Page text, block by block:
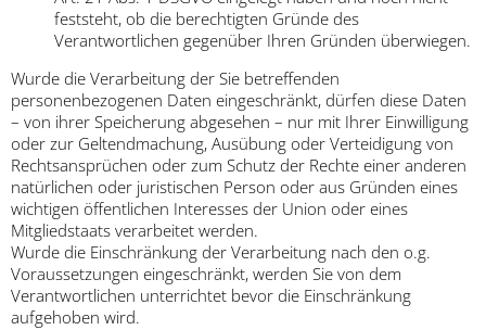
feststeht, ob die berechtigten Gründe des
Verantwortlichen gegenüber Ihren Gründen überwiegen.
Wurde die Verarbeitung der Sie betreffenden
personenbezogenen Daten eingeschränkt, dürfen diese Daten
– von ihrer Speicherung abgesehen – nur mit Ihrer Einwilligung
oder zur Geltendmachung, Ausübung oder Verteidigung von
Rechtsansprüchen oder zum Schutz der Rechte einer anderen
natürlichen oder juristischen Person oder aus Gründen eines
wichtigen öffentlichen Interesses der Union oder eines
Mitgliedstaats verarbeitet werden.
Wurde die Einschränkung der Verarbeitung nach den o.g.
Voraussetzungen eingeschränkt, werden Sie von dem
Verantwortlichen unterrichtet bevor die Einschränkung
aufgehoben wird.